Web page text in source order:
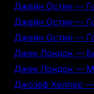
Джейн Остин —
Джейн Остин —
Джейн Остин —
Джек Лондон —
Джек Лондон —
Джозеф Хеллер